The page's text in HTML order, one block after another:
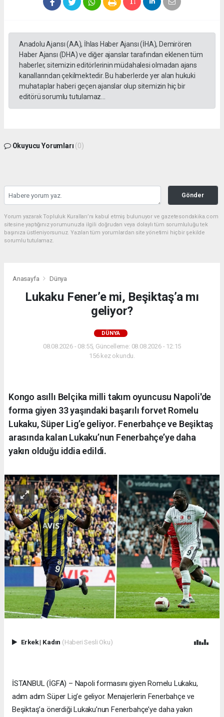
Anadolu Ajansı (AA), İhlas Haber Ajansı (İHA), Demirören
Haber Ajansı (DHA) ve diğer ajanslar tarafından eklenen tüm
haberler, sitemizin editörlerinin müdahalesi olmadan ajans
kanallarından çekilmektedir. Bu haberlerde yer alan hukuki
muhataplar haberi geçen ajanslar olup sitemizin hiç bir
editörü sorumlu tutulamaz...
Okuyucu Yorumları (0)
Gönder
Yorum yazarak Topluluk Kuralları’nı kabul etmiş bulunuyor ve gazetesondakika.com
sitesine yaptığınız yorumunuzla ilgili doğrudan veya dolaylı tüm sorumluluğu tek
başınıza üstleniyorsunuz. Yazılan tüm yorumlardan site yönetimi hiçbir şekilde
sorumlu tutulamaz.
Anasayfa Dünya
Lukaku Fener’e mi, Beşiktaş’a mı
geliyor?
DÜNYA
08.08.2026 - 08:55, Güncelleme: 08.08.2026 - 12:15
156 kez okundu.
Kongo asıllı Belçika milli takım oyuncusu Napoli'de
forma giyen 33 yaşındaki başarılı forvet Romelu
Lukaku, Süper Lig’e geliyor. Fenerbahçe ve Beşiktaş
arasında kalan Lukaku’nun Fenerbahçe’ye daha
yakın olduğu iddia edildi.
Erkek| Kadın (Haberi Sesli Oku)
İSTANBUL (İGFA) – Napoli formasını giyen Romelu Lukaku,
adım adım Süper Lig’e geliyor. Menajerlerin Fenerbahçe ve
Beşiktaş’a önerdiği Lukaku’nun Fenerbahçe’ye daha yakın